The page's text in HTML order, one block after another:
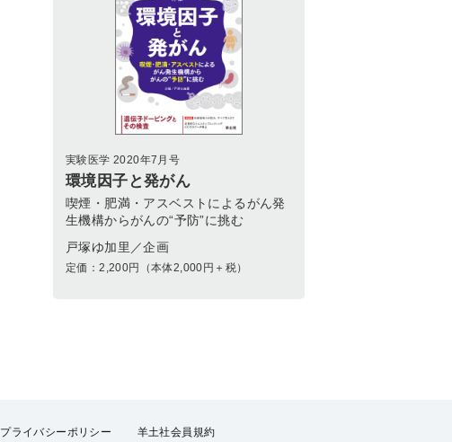
実験医学 2020年7月号
環境因子と発がん
喫煙・肥満・アスベストによるがん発
生機構からがんの“予防”に挑む
戸塚ゆ加里／企画
定価：2,200円（本体2,000円＋税）
プライバシーポリシー 羊土社会員規約